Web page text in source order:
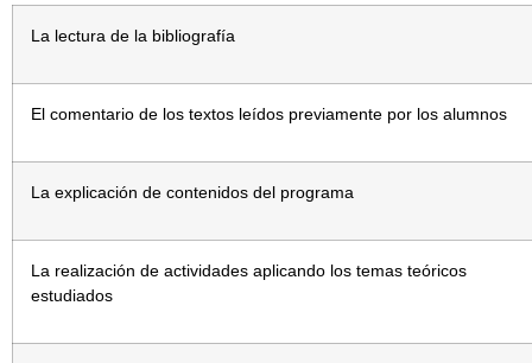
La lectura de la bibliografía
El comentario de los textos leídos previamente por los alumnos
La explicación de contenidos del programa
La realización de actividades aplicando los temas teóricos
estudiados